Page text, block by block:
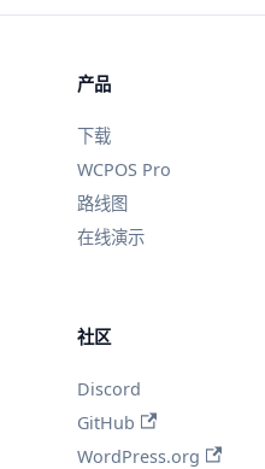
产品
下载
WCPOS Pro
路线图
在线演示
社区
Discord
GitHub
WordPress.org